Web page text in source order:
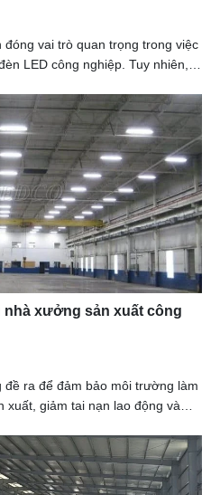
vai trò quan trọng trong việc
LED công nghiệp. Tuy nhiên,
xưởng sản xuất công
ra để đảm bảo môi trường làm
xuất, giảm tai nạn lao động và